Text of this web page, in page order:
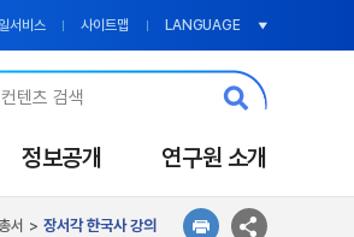
서비스 사이트맵 LANGUAGE
정보공개 연구원 소개
서 장서각 한국사 강의